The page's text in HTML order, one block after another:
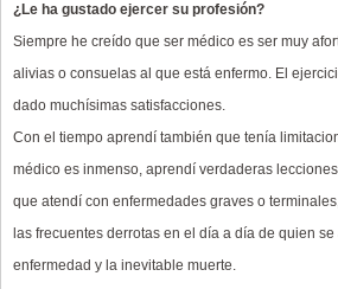
¿Le ha gustado ejercer su profesión?
Siempre he creído que ser médico es ser muy
alivias o consuelas al que está enfermo. El
dado muchísimas satisfacciones.
Con el tiempo aprendí también que tenía
médico es inmenso, aprendí verdaderas
que atendí con enfermedades graves o
las frecuentes derrotas en el día a día de quien
enfermedad y la inevitable muerte.